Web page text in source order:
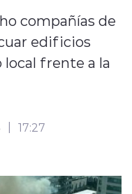
compañías de
edificios
frente a la
17:27